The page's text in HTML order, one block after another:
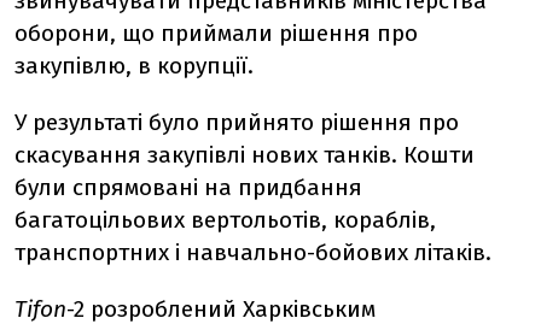
оборони, що приймали рішення про
закупівлю, в корупції.
У результаті було прийнято рішення про
скасування закупівлі нових танків. Кошти
були спрямовані на придбання
багатоцільових вертольотів, кораблів,
транспортних і навчально-бойових літаків.
Tifon-2 розроблений Харківським